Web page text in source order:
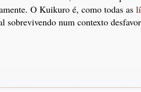
O Kuikuro é, como todas as
num contexto